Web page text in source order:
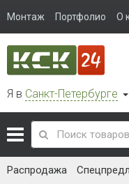
Монтаж Портфолио О
Я в Санкт-Петербурге
Распродажа